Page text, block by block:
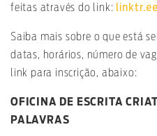
feitas através do link:
Saiba mais sobre o que está
datas, horários, número de
link para inscrição, abaixo:
OFICINA DE ESCRITA
PALAVRAS